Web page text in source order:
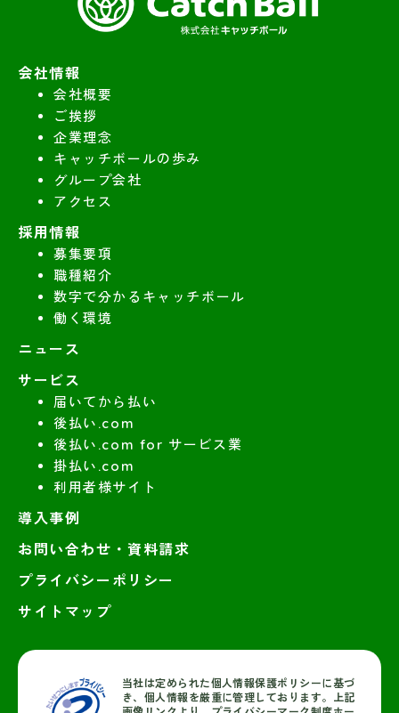
会社情報
会社概要
ご挨拶
企業理念
キャッチボールの歩み
グループ会社
アクセス
採用情報
募集要項
職種紹介
数字で分かるキャッチボール
働く環境
ニュース
サービス
届いてから払い
後払い.com
後払い.com for サービス業
掛払い.com
利用者様サイト
導入事例
お問い合わせ・資料請求
プライバシーポリシー
サイトマップ
当社は定められた個人情報保護ポリシーに基づ
き、個人情報を厳重に管理しております。上記